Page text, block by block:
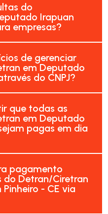
do
Irapuan
empresas?
de gerenciar
em Deputado
do CNPJ?
que todas as
em Deputado
pagas em dia
pagamento
Detran/Ciretran
- CE via